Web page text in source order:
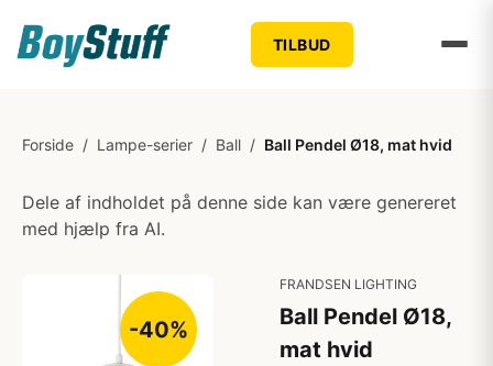
TILBUD
Forside / Lampe-serier / Ball / Ball Pendel Ø18, mat hvid
Dele af indholdet på denne side kan være genereret
med hjælp fra AI.
-40%
FRANDSEN LIGHTING
Ball Pendel Ø18,
mat hvid